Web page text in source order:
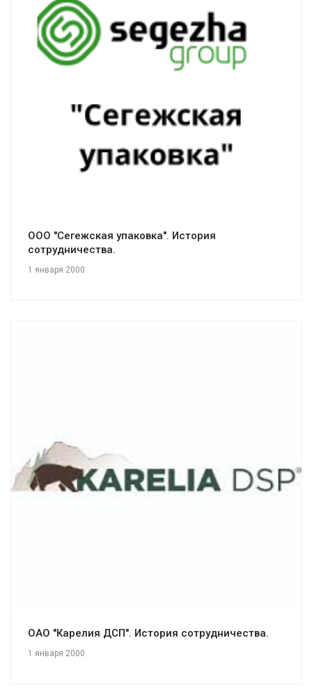
ООО "Сегежская упаковка". История
сотрудничества.
1 января 2000
Смотреть проект
ОАО "Карелия ДСП". История сотрудничества.
1 января 2000